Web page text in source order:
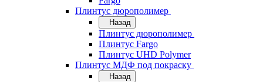
Плинтус дюрополимер
Назад
Плинтус дюрополимер
Плинтус Fargo
Плинтус UHD Polymer
Плинтус МДФ под покраску
Назад